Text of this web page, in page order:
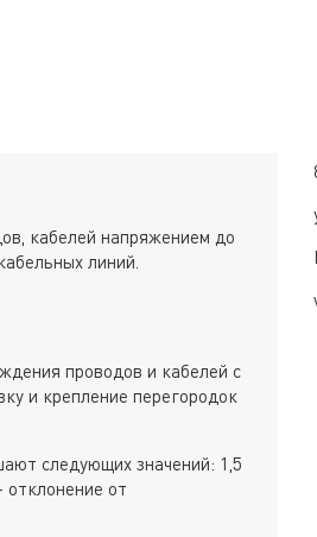
кабелей напряжением до
линий.
проводов и кабелей с
и крепление перегородок
следующих значений: 1,5
отклонение от